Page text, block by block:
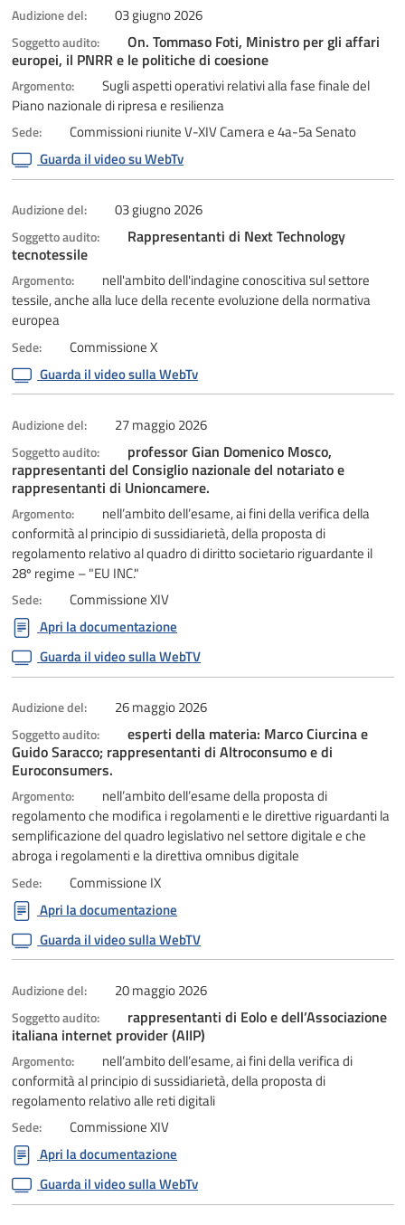
Audizione del: 03 giugno 2026
Soggetto audito:
On. Tommaso Foti, Ministro per gli affari
europei, il PNRR e le politiche di coesione
Argomento:
Sugli aspetti operativi relativi alla fase finale del
Piano nazionale di ripresa e resilienza
Sede:
Commissioni riunite V-XIV Camera e 4a-5a Senato
Guarda il video su WebTv
Audizione del: 03 giugno 2026
Soggetto audito:
Rappresentanti di Next Technology
tecnotessile
Argomento:
nell'ambito dell'indagine conoscitiva sul settore
tessile, anche alla luce della recente evoluzione della normativa
europea
Sede:
Commissione X
Guarda il video sulla WebTv
Audizione del: 27 maggio 2026
Soggetto audito:
professor Gian Domenico Mosco,
rappresentanti del Consiglio nazionale del notariato e
rappresentanti di Unioncamere.
Argomento:
nell’ambito dell’esame, ai fini della verifica della
conformità al principio di sussidiarietà, della proposta di
regolamento relativo al quadro di diritto societario riguardante il
28º regime – "EU INC."
Sede:
Commissione XIV
Apri la documentazione
Guarda il video sulla WebTV
Audizione del: 26 maggio 2026
Soggetto audito:
esperti della materia: Marco Ciurcina e
Guido Saracco; rappresentanti di Altroconsumo e di
Euroconsumers.
Argomento:
nell’ambito dell’esame della proposta di
regolamento che modifica i regolamenti e le direttive riguardanti la
semplificazione del quadro legislativo nel settore digitale e che
abroga i regolamenti e la direttiva omnibus digitale
Sede:
Commissione IX
Apri la documentazione
Guarda il video sulla WebTV
Audizione del: 20 maggio 2026
Soggetto audito:
rappresentanti di Eolo e dell’Associazione
italiana internet provider (AIIP)
Argomento:
nell’ambito dell’esame, ai fini della verifica di
conformità al principio di sussidiarietà, della proposta di
regolamento relativo alle reti digitali
Sede:
Commissione XIV
Apri la documentazione
Guarda il video sulla WebTv